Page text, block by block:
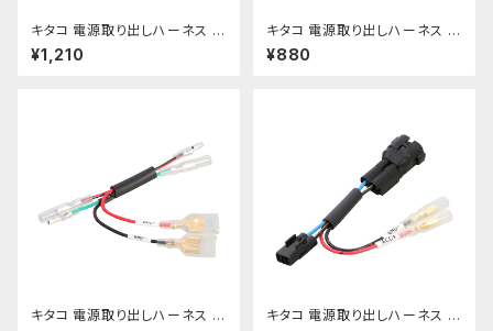
キタコ 電源取り出しハーネス H
RCグロム etc【756-144391
0】
¥1,210
キタコ 電源取り出しハーネス ス
ーパーカブC125 etc【756-131
1900】
¥880
キタコ 電源取り出しハーネス G
キタコ 電源取り出しハーネス Z